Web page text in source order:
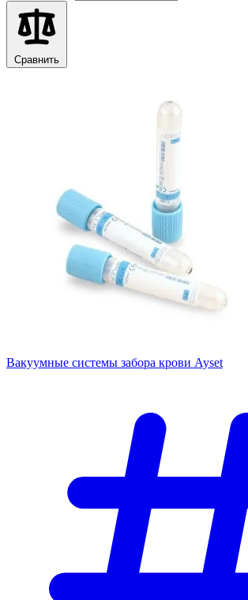
Сравнить
Вакуумные системы забора крови Ayset